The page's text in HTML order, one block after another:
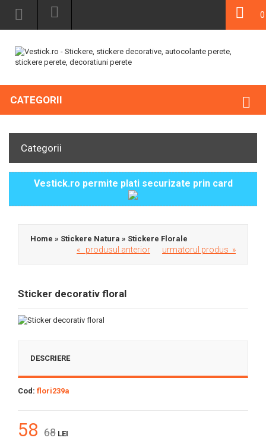
0
CATEGORII
Categorii
Vestick.ro permite plati securizate prin card
Home » Stickere Natura » Stickere Florale
« produsul anterior urmatorul produs »
Sticker decorativ floral
DESCRIERE
Cod: flori239a
58 68 LEI